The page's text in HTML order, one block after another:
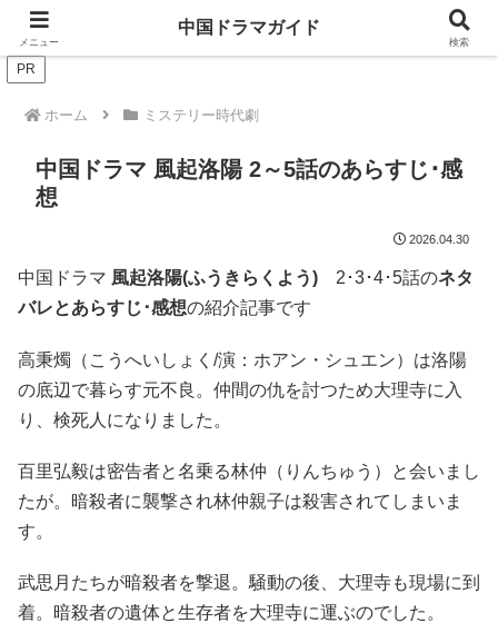
ドラマは歴史を知るともっと面白い！
PR
ホーム ミステリー時代劇
中国ドラマ 風起洛陽 2～5話のあらすじ･感
想
2026.04.30
中国ドラマ 風起洛陽(ふうきらくよう) 2･3･4･5話のネタ
バレとあらすじ･感想の紹介記事です
高秉燭（こうへいしょく/演：ホアン・シュエン）は洛陽
の底辺で暮らす元不良。仲間の仇を討つため大理寺に入
り、検死人になりました。
百里弘毅は密告者と名乗る林仲（りんちゅう）と会いまし
たが。暗殺者に襲撃され林仲親子は殺害されてしまいま
す。
武思月たちが暗殺者を撃退。騒動の後、大理寺も現場に到
着。暗殺者の遺体と生存者を大理寺に運ぶのでした。
メニュー
中国ドラマガイド
検索